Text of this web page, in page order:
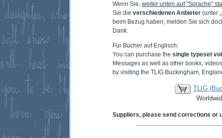
Wenn Sie, weiter unten auf "Sprache"
Sie die verschiedenen Anbieter (unter
beim Bezug haben, melden Sie sich
Dank.
Für Bücher auf Englisch:
You can purchase the single typeset
Messages as well as other books,
by visiting the TLIG Buckingham,
TLIG
Suppliers, please send corrections or